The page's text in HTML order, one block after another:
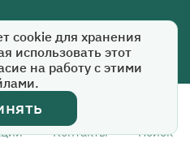
Контакты Поиск
д. 6б
224-88-00
nn.ru
«НИКА СПРИНГ»
«НИКА СПРИНГ»
cookie для хранения
использовать этот
на работу с этими